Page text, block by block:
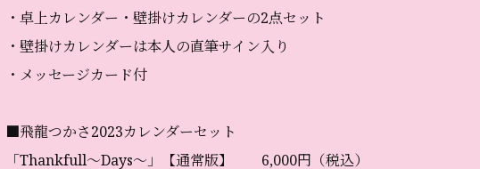
・卓上カレンダー・壁掛けカレンダーの2点セット
・壁掛けカレンダーは本人の直筆サイン入り
・メッセージカード付
■飛龍つかさ2023カレンダーセット
「Thankfull〜Days〜」【通常版】 6,000円（税込）